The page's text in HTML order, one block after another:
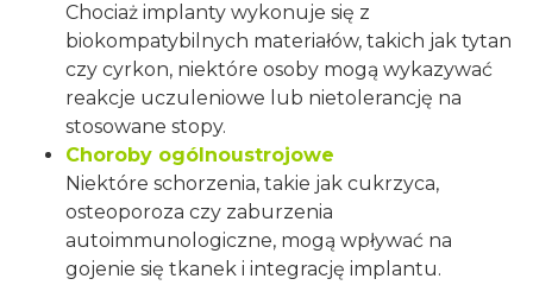
Chociaż implanty wykonuje się z
biokompatybilnych materiałów, takich jak tytan
czy cyrkon, niektóre osoby mogą wykazywać
reakcje uczuleniowe lub nietolerancję na
stosowane stopy.
Choroby ogólnoustrojowe
Niektóre schorzenia, takie jak cukrzyca,
osteoporoza czy zaburzenia
autoimmunologiczne, mogą wpływać na
gojenie się tkanek i integrację implantu.